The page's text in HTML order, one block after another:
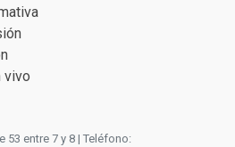
vivo
entre 7 y 8 | Teléfono: